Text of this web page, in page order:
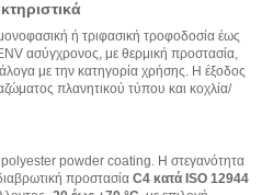
ή τριφασική τροφοδοσία έως
ασύγχρονος, με θερμική προστασία,
με την κατηγορία χρήσης. Η έξοδος
πλανητικού τύπου και κοχλία/
polyester powder coating. Η στεγανότητα
προστασία C4 κατά ISO 12944